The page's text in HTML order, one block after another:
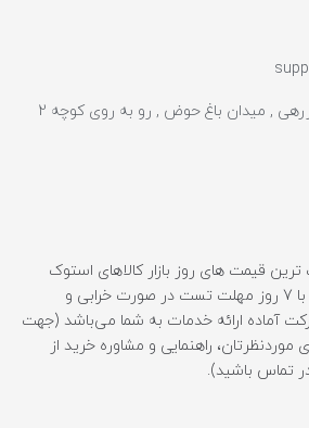
فارس - شیراز - بلوار زرهی , میدان باغ حوض , رو به روی کوچه 2
قیمت های روز بازار کالاهای استوک
خدمت شما هستیم. همراه با 7 روز مهلت تست در صورت خرابی و
آماده ارائه خدمات به شما می‌باشد (جهت
راهنمایی و مشاوره خرید از